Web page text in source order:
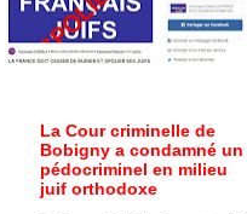
La Cour criminelle de
Bobigny a condamné un
pédocriminel en milieu
juif orthodoxe